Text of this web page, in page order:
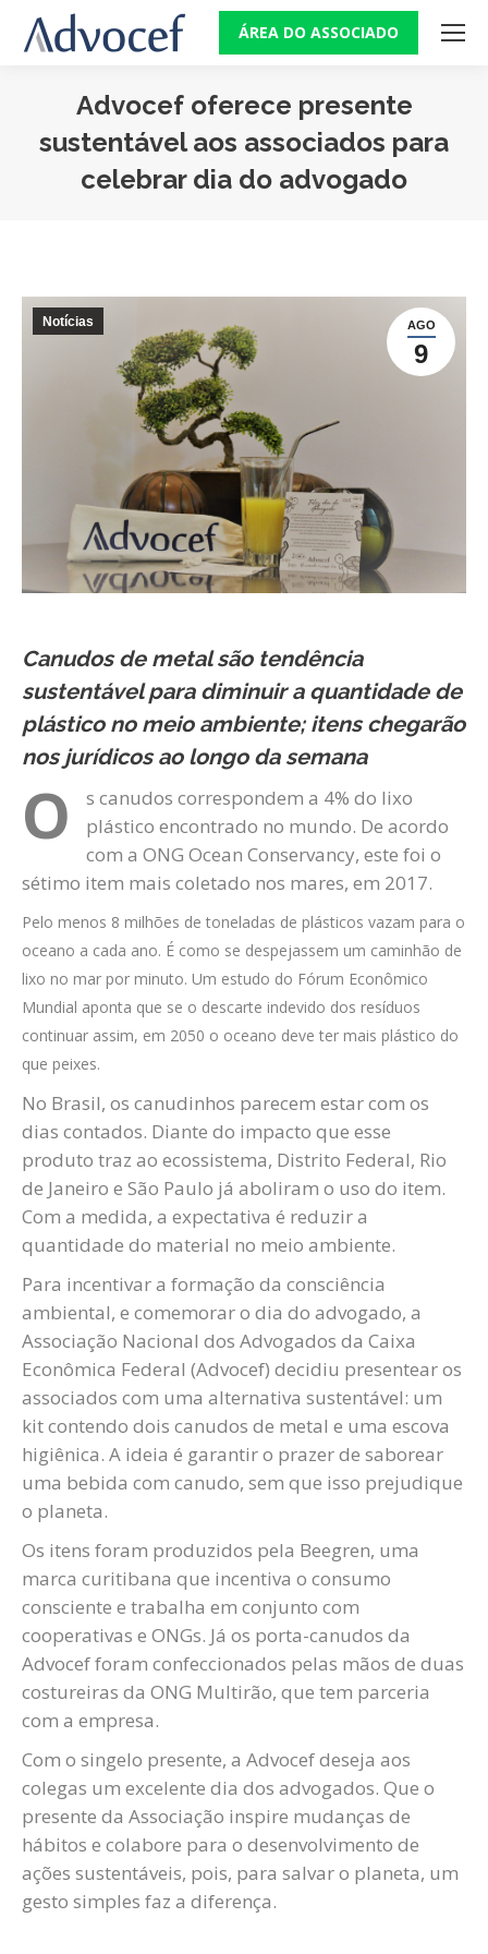
ÁREA DO ASSOCIADO
Advocef oferece presente
sustentável aos associados para
celebrar dia do advogado
AGO
9
Notícias
Canudos de metal são tendência
sustentável para diminuir a quantidade de
plástico no meio ambiente; itens chegarão
nos jurídicos ao longo da semana
O
s canudos correspondem a 4% do lixo
plástico encontrado no mundo. De acordo
com a ONG Ocean Conservancy, este foi o
sétimo item mais coletado nos mares, em 2017.
Pelo menos 8 milhões de toneladas de plásticos vazam para o
oceano a cada ano. É como se despejassem um caminhão de
lixo no mar por minuto. Um estudo do Fórum Econômico
Mundial aponta que se o descarte indevido dos resíduos
continuar assim, em 2050 o oceano deve ter mais plástico do
que peixes.
No Brasil, os canudinhos parecem estar com os
dias contados. Diante do impacto que esse
produto traz ao ecossistema, Distrito Federal, Rio
de Janeiro e São Paulo já aboliram o uso do item.
Com a medida, a expectativa é reduzir a
quantidade do material no meio ambiente.
Para incentivar a formação da consciência
ambiental, e comemorar o dia do advogado, a
Associação Nacional dos Advogados da Caixa
Econômica Federal (Advocef) decidiu presentear os
associados com uma alternativa sustentável: um
kit contendo dois canudos de metal e uma escova
higiênica. A ideia é garantir o prazer de saborear
uma bebida com canudo, sem que isso prejudique
o planeta.
Os itens foram produzidos pela Beegren, uma
marca curitibana que incentiva o consumo
consciente e trabalha em conjunto com
cooperativas e ONGs. Já os porta-canudos da
Advocef foram confeccionados pelas mãos de duas
costureiras da ONG Multirão, que tem parceria
com a empresa.
Com o singelo presente, a Advocef deseja aos
colegas um excelente dia dos advogados. Que o
presente da Associação inspire mudanças de
hábitos e colabore para o desenvolvimento de
ações sustentáveis, pois, para salvar o planeta, um
gesto simples faz a diferença.